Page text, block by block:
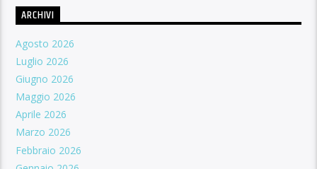
ARCHIVI
Agosto 2026
Luglio 2026
Giugno 2026
Maggio 2026
Aprile 2026
Marzo 2026
Febbraio 2026